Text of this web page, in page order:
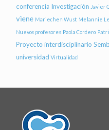
conferencia Investigación Javier
viene Mariechen Wust Melannie
Nuevos profesores Paola Cordero
Proyecto interdisciplinario
universidad Virtualidad